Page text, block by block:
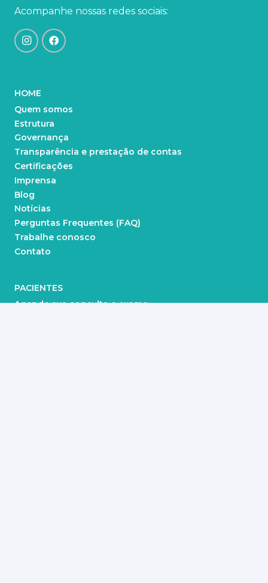
Acompanhe nossas redes sociais:
HOME
Quem somos
Estrutura
Governança
Transparência e prestação de contas
Certificações
Imprensa
Blog
Notícias
Perguntas Frequentes (FAQ)
Trabalhe conosco
Contato
PACIENTES
Agende sua consulta e exame